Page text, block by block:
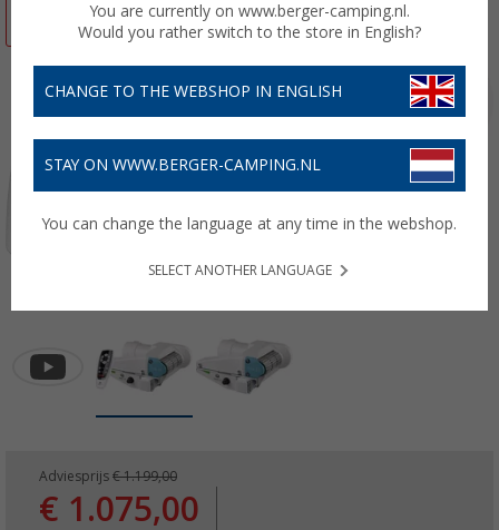
-10%
Adviesprijs € 1.199,00
€ 1.075,00
You are currently on www.berger-camping.nl.
Would you rather switch to the store in English?
CHANGE TO THE WEBSHOP IN ENGLISH
STAY ON WWW.BERGER-CAMPING.NL
You can change the language at any time in the webshop.
SELECT ANOTHER LANGUAGE